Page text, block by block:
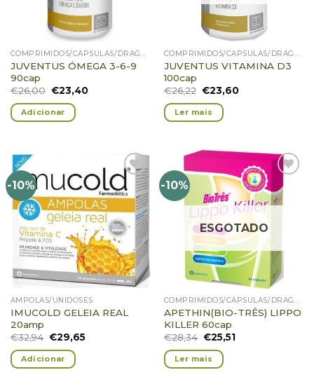
COMPRIMIDOS/CÁPSULAS/DRAGEIAS/PASTILHAS/GOMAS
JUVENTUS ÓMEGA 3-6-9
90cap
€26,00 €23,40
Adicionar
COMPRIMIDOS/CÁPSULAS/DRAGEIAS/PASTILHAS/GOMAS
JUVENTUS VITAMINA D3
100cap
€26,22 €23,60
Ler mais
-10%
Adicionar
Favoritos
AMPOLAS/UNIDOSES
IMUCOLD GELEIA REAL
20amp
€32,94 €29,65
Adicionar
-10%
Adicionar
Favoritos
ESGOTADO
COMPRIMIDOS/CÁPSULAS/DRAGEIAS/PASTILHAS/GOMAS
APETHIN(BIO-TRÊS) LIPPO
KILLER 60cap
€28,34 €25,51
Ler mais